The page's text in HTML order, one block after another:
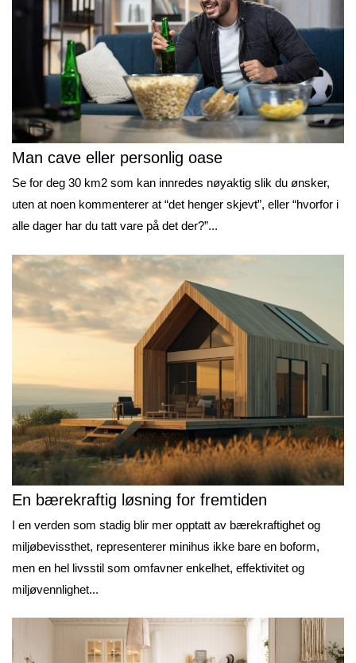
Man cave eller personlig oase
Se for deg 30 km2 som kan innredes nøyaktig slik du ønsker,
uten at noen kommenterer at “det henger skjevt”, eller “hvorfor i
alle dager har du tatt vare på det der?”...
En bærekraftig løsning for fremtiden
I en verden som stadig blir mer opptatt av bærekraftighet og
miljøbevissthet, representerer minihus ikke bare en boform,
men en hel livsstil som omfavner enkelhet, effektivitet og
miljøvennlighet...